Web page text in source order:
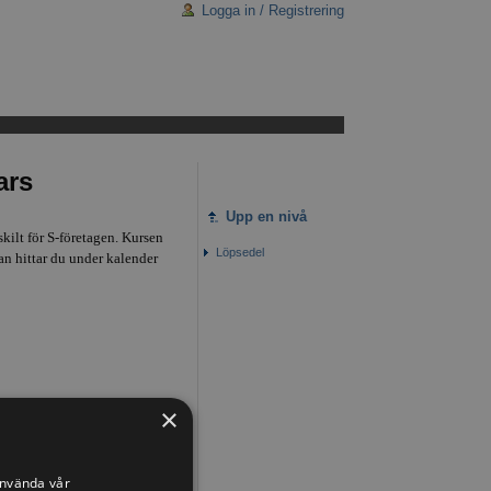
Logga in / Registrering
för S-företagen. Kursen
hittar du under kalender
Upp en nivå
Löpsedel
×
vår